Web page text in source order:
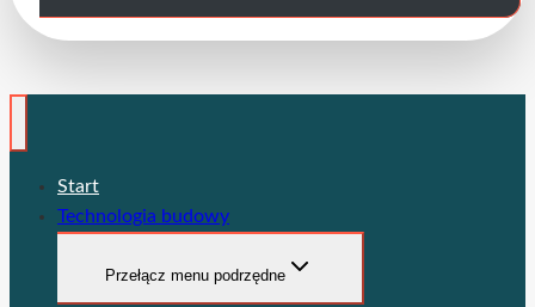
Start
Technologia budowy
Przełącz menu podrzędne